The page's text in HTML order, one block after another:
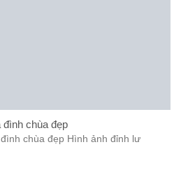
chùa đẹp
chùa đẹp Hình ảnh đỉnh lư